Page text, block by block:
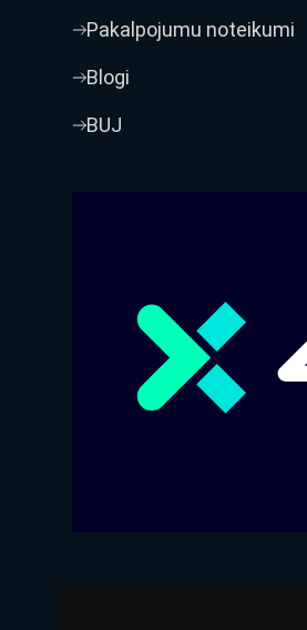
Pakalpojumu noteikumi
Blogi
BUJ